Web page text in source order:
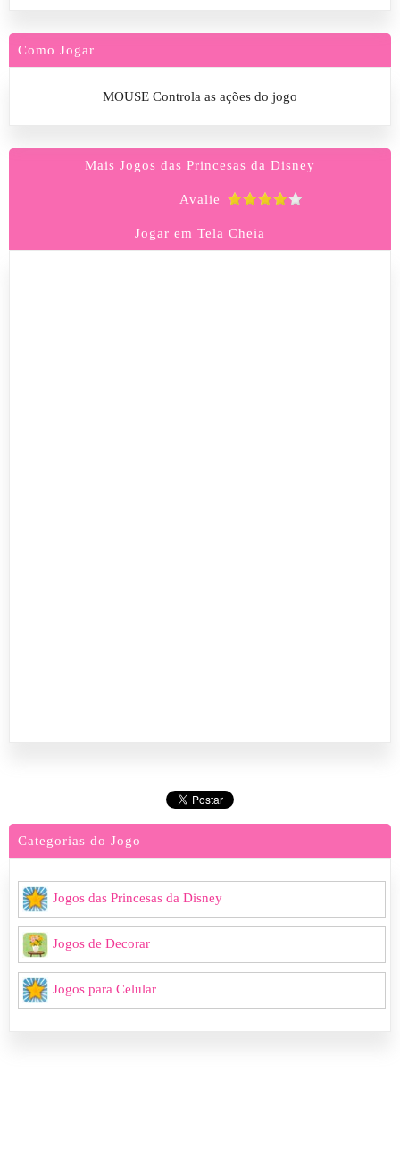
Como Jogar
MOUSE Controla as ações do jogo
Mais Jogos das Princesas da Disney
Avalie
Jogar em Tela Cheia
Categorias do Jogo
Jogos das Princesas da Disney
Jogos de Decorar
Jogos para Celular